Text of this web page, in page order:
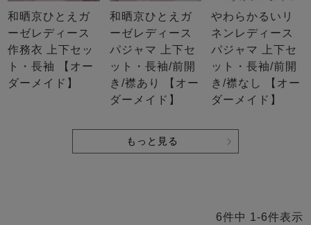
ボーイズパジャマ
ズボン単品
和晒京ひとえガ
ーゼレディース
作務衣 上下セッ
ト・長袖 【オー
ダーメイド】
和晒京ひとえガ
ーゼレディース
パジャマ 上下セ
ット・長袖/前開
き/襟あり 【オー
ダーメイド】
やわらかるいリ
ネンレディース
パジャマ 上下セ
ット・長袖/前開
き/襟なし 【オー
ダーメイド】
もっと見る
6件中 1 -6件表示